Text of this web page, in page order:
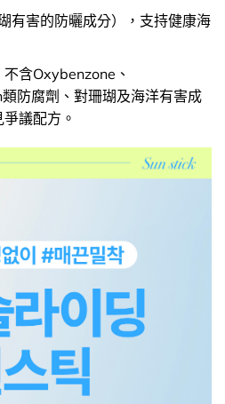
有害的防曬成分），支持健康海
含Oxybenzone、
防腐劑、對珊瑚及海洋有害成
議配方。